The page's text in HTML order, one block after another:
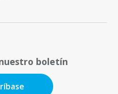
boletín